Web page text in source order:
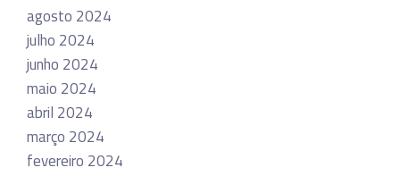
agosto 2024
julho 2024
junho 2024
maio 2024
abril 2024
março 2024
fevereiro 2024